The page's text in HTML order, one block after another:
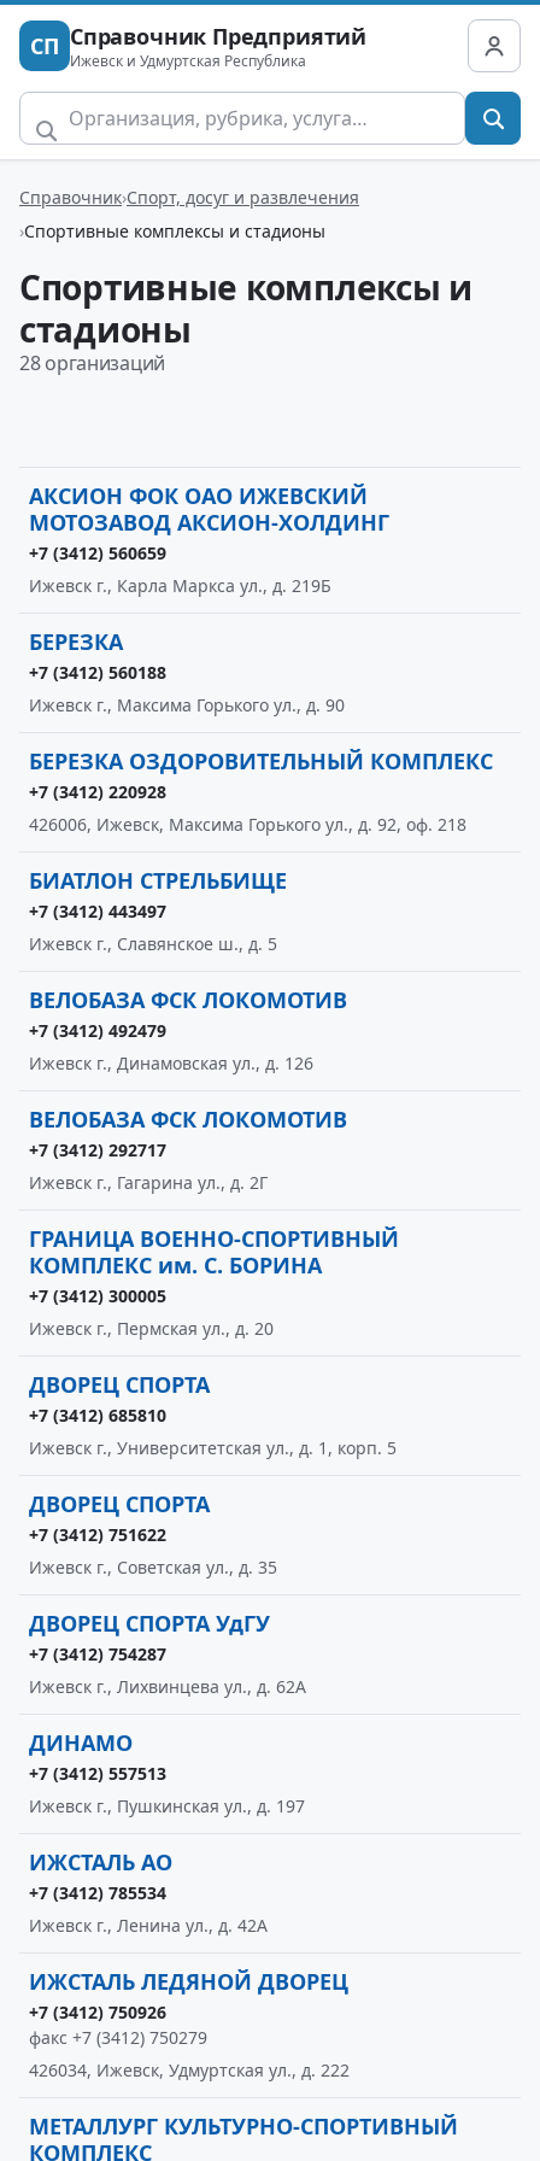
СП Справочник Предприятий
Ижевск и Удмуртская Республика
Справочник Спорт, досуг и развлечения
Спортивные комплексы и стадионы
Спортивные комплексы и
стадионы
28 организаций
АКСИОН ФОК ОАО ИЖЕВСКИЙ
МОТОЗАВОД АКСИОН-ХОЛДИНГ
+7 (3412) 560659
Ижевск г., Карла Маркса ул., д. 219Б
БЕРЕЗКА
+7 (3412) 560188
Ижевск г., Максима Горького ул., д. 90
БЕРЕЗКА ОЗДОРОВИТЕЛЬНЫЙ КОМПЛЕКС
+7 (3412) 220928
426006, Ижевск, Максима Горького ул., д. 92, оф. 218
БИАТЛОН СТРЕЛЬБИЩЕ
+7 (3412) 443497
Ижевск г., Славянское ш., д. 5
ВЕЛОБАЗА ФСК ЛОКОМОТИВ
+7 (3412) 492479
Ижевск г., Динамовская ул., д. 126
ВЕЛОБАЗА ФСК ЛОКОМОТИВ
+7 (3412) 292717
Ижевск г., Гагарина ул., д. 2Г
ГРАНИЦА ВОЕННО-СПОРТИВНЫЙ
КОМПЛЕКС им. С. БОРИНА
+7 (3412) 300005
Ижевск г., Пермская ул., д. 20
ДВОРЕЦ СПОРТА
+7 (3412) 685810
Ижевск г., Университетская ул., д. 1, корп. 5
ДВОРЕЦ СПОРТА
+7 (3412) 751622
Ижевск г., Советская ул., д. 35
ДВОРЕЦ СПОРТА УдГУ
+7 (3412) 754287
Ижевск г., Лихвинцева ул., д. 62А
ДИНАМО
+7 (3412) 557513
Ижевск г., Пушкинская ул., д. 197
ИЖСТАЛЬ АО
+7 (3412) 785534
Ижевск г., Ленина ул., д. 42А
ИЖСТАЛЬ ЛЕДЯНОЙ ДВОРЕЦ
+7 (3412) 750926
факс +7 (3412) 750279
426034, Ижевск, Удмуртская ул., д. 222
МЕТАЛЛУРГ КУЛЬТУРНО-СПОРТИВНЫЙ
КОМПЛЕКС